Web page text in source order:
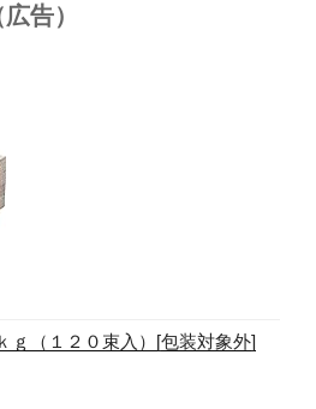
告）
（１２０束入）[包装対象外]